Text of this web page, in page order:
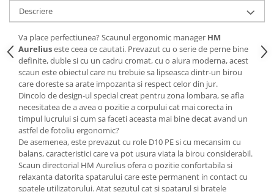
Mese gradinita
Scaune gradinita
Set mese si scaune gradinita
Mobilier copii
Mobila camera copii
Scaune birou pentru copii
Saltele patuturi copii
Paturi copii
Masa si scaune gradinita
Seturi comode living si dormitor
Descriere
Va place perfectiunea? Scaunul ergonomic manager HM
Aureliuseste ceea ce cautati. Prevazut cu o serie de perne bine
definite, duble si cu un cadru cromat, cu o alura moderna, acest
scaun este obiectul care nu trebuie sa lipseasca dintr-un birou
care doreste sa arate impozanta si respect celor din jur.
Dincolo de design-ul special creat pentru zona lombara, se afla
necesitatea de a avea o pozitie a corpului cat mai corecta in
timpul lucrului si cum sa faceti aceasta mai bine decat avand un
astfel de fotoliu ergonomic?
De asemenea, este prevazut cu role D10 PE si cu mecansim cu
balans, caracteristici care va pot usura viata la birou considerabil.
Scaun directorial HM Aurelius ofera o pozitie confortabila si
relaxanta datorita spatarului care este permanent in contact cu
spatele utilizatorului. Atat sezutul cat si spatarul si bratele